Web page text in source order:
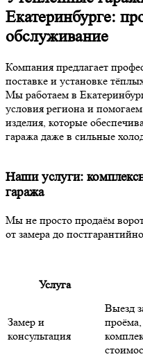
Екатеринбурге:
обслуживание
Компания предлагает
поставке и установке
Мы работаем в
условия региона и
изделия , которые
гаража даже в сильные
Наши услуги:
гаража
Мы не просто продаём
от замера до
Услуга
Замер и
консультация
Выезд